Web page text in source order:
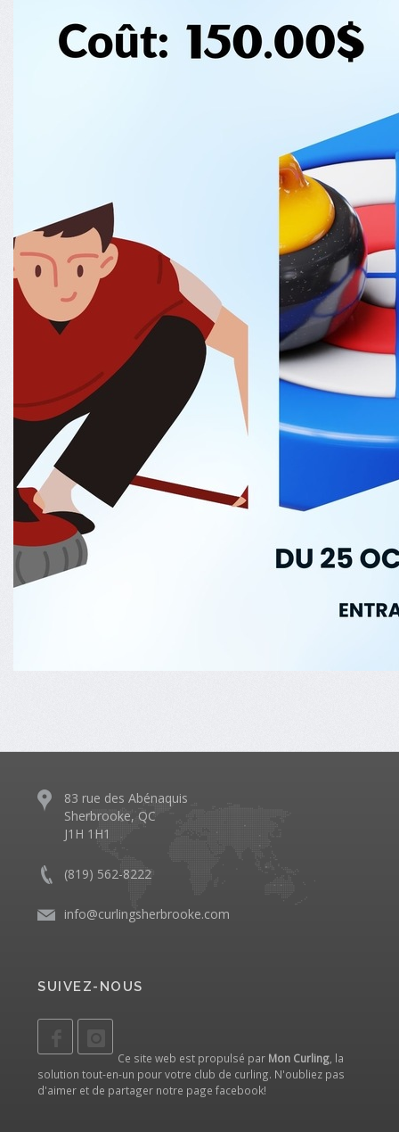
83 rue des Abénaquis
Sherbrooke, QC
J1H 1H1
(819) 562-8222
info@curlingsherbrooke.com
SUIVEZ-NOUS
Ce site web est propulsé par Mon Curling, la
solution tout-en-un pour votre club de curling. N'oubliez pas
d'aimer et de partager notre page facebook!